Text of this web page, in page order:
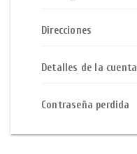
Direcciones
Detalles de la cuenta
Contraseña perdida